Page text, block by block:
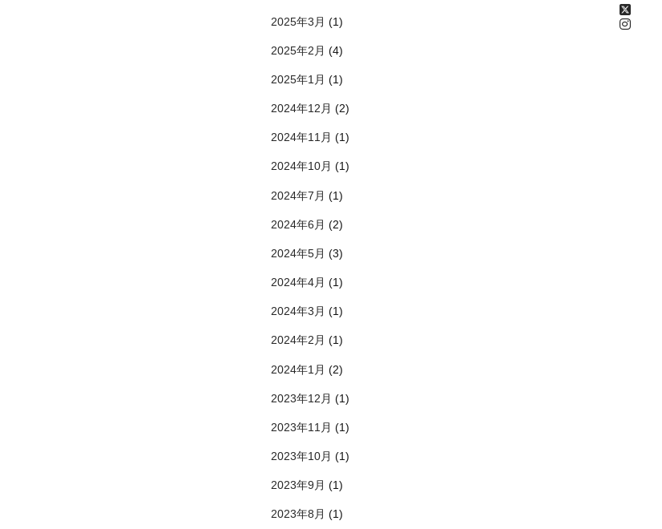
2025年3月 (1)
2025年2月 (4)
2025年1月 (1)
2024年12月 (2)
2024年11月 (1)
2024年10月 (1)
2024年7月 (1)
2024年6月 (2)
2024年5月 (3)
2024年4月 (1)
2024年3月 (1)
2024年2月 (1)
2024年1月 (2)
2023年12月 (1)
2023年11月 (1)
2023年10月 (1)
2023年9月 (1)
2023年8月 (1)